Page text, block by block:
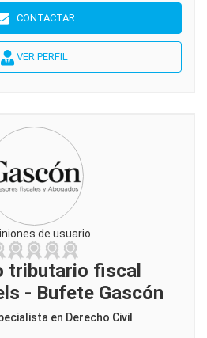
CONTACTAR
VER PERFIL
de usuario
tributario fiscal
- Bufete Gascón
en Derecho Civil